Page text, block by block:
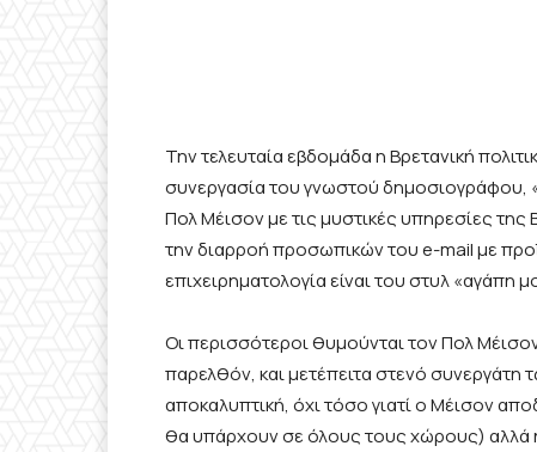
Την τελευταία εβδομάδα η Βρετανική
συνεργασία του γνωστού δημοσιογράφου,
Πολ Μέισον με τις μυστικές υπηρεσίες της
την διαρροή προσωπικών του e-mail με
επιχειρηματολογία είναι του στυλ «αγάπη
Οι περισσότεροι θυμούνται τον Πολ
παρελθόν, και μετέπειτα στενό
αποκαλυπτική, όχι τόσο γιατί ο Μέισον
θα υπάρχουν σε όλους τους χώρους) αλλά